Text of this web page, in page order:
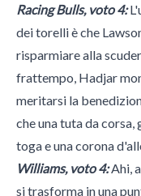
Racing Bulls, voto 4:
dei torelli è che
risparmiare alla
frattempo, Hadjar
meritarsi la
che una tuta da
toga e una corona
Williams, voto 4:Ahi,
si trasforma in una